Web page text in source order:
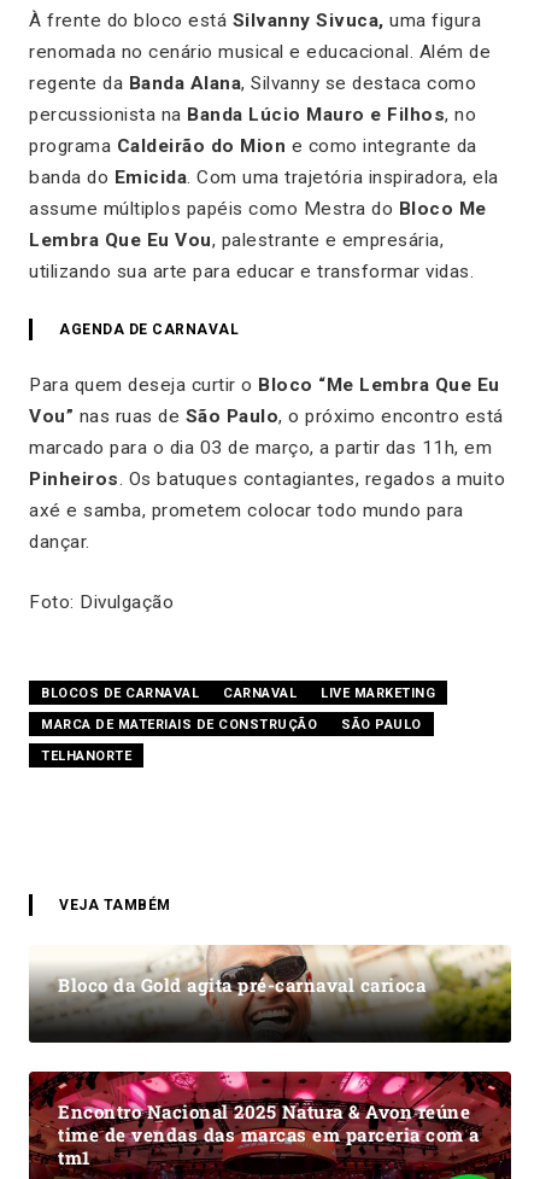
À frente do bloco está Silvanny Sivuca, uma figura
renomada no cenário musical e educacional. Além de
regente da Banda Alana, Silvanny se destaca como
percussionista na Banda Lúcio Mauro e Filhos, no
programa Caldeirão do Mion e como integrante da
banda do Emicida. Com uma trajetória inspiradora, ela
assume múltiplos papéis como Mestra do Bloco Me
Lembra Que Eu Vou, palestrante e empresária,
utilizando sua arte para educar e transformar vidas.
AGENDA DE CARNAVAL
Para quem deseja curtir o Bloco “Me Lembra Que Eu
Vou” nas ruas de São Paulo, o próximo encontro está
marcado para o dia 03 de março, a partir das 11h, em
Pinheiros. Os batuques contagiantes, regados a muito
axé e samba, prometem colocar todo mundo para
dançar.
Foto: Divulgação
BLOCOS DE CARNAVAL CARNAVAL
LIVE MARKETING
MARCA DE MATERIAIS DE CONSTRUÇÃO
SÃO PAULO
TELHANORTE
VEJA TAMBÉM
Bloco da Gold agita pré-carnaval carioca
Encontro Nacional 2025 Natura & Avon reúne
time de vendas das marcas em parceria com a
tm1